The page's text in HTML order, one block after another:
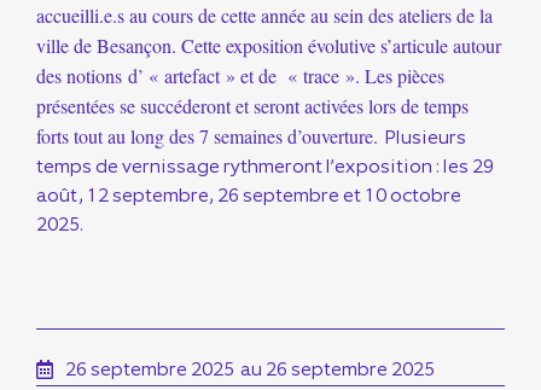
accueilli.e.s au cours de cette année au sein des ateliers de la
ville de Besançon. Cette exposition évolutive s’articule autour
des notions d’ « artefact » et de « trace ». Les pièces
présentées se succéderont et seront activées lors de temps
forts tout au long des 7 semaines d’ouverture. Plusieurs
temps de vernissage rythmeront l’exposition : les 29
août, 12 septembre, 26 septembre et 10 octobre
2025.
26 septembre 2025 au 26 septembre 2025